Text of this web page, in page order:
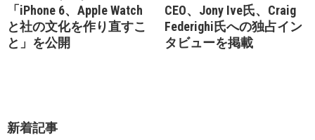
「iPhone 6、Apple Watch
と社の文化を作り直すこ
と」を公開
CEO、Jony Ive氏、Craig
Federighi氏への独占イン
タビューを掲載
新着記事